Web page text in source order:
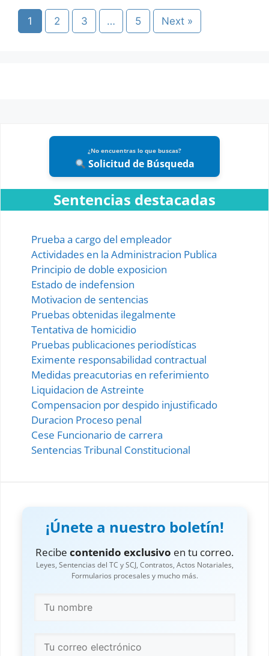
1 2 3 … 5 Next »
¿No encuentras lo que buscas?
Solicitud de Búsqueda
Sentencias destacadas
Prueba a cargo del empleador
Actividades en la Administracion Publica
Principio de doble exposicion
Estado de indefension
Motivacion de sentencias
Pruebas obtenidas ilegalmente
Tentativa de homicidio
Pruebas publicaciones periodísticas
Eximente responsabilidad contractual
Medidas preacutorias en referimiento
Liquidacion de Astreinte
Compensacion por despido injustificado
Duracion Proceso penal
Cese Funcionario de carrera
Sentencias Tribunal Constitucional
¡Únete a nuestro boletín!
Recibe contenido exclusivo en tu correo.
Leyes, Sentencias del TC y SCJ, Contratos, Actos Notariales,
Formularios procesales y mucho más.